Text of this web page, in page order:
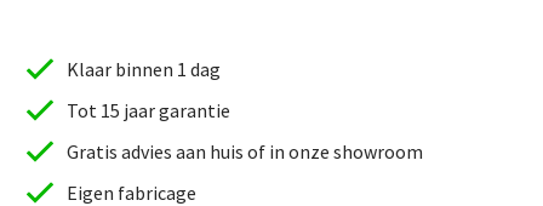
Klaar binnen 1 dag
Tot 15 jaar garantie
Gratis advies aan huis of in onze showroom
Eigen fabricage